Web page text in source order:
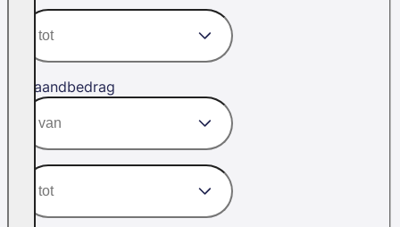
Maandbedrag